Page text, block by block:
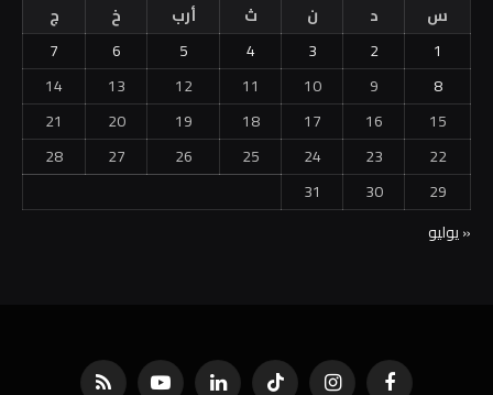
س
د ن ث أرب خ
ج
1
2
3
4
5
6
7
8
9
10
11
12
13
14
15
16
17
18
19
20
21
22
23
24
25
26
27
28
29
30
31
« يوليو